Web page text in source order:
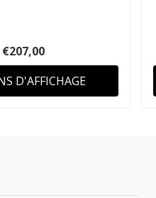
€207,00
D'AFFICHAGE